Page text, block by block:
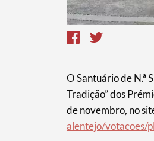
O Santuário de N.ª
Tradição” dos
de novembro, no
alentejo/votacoes/